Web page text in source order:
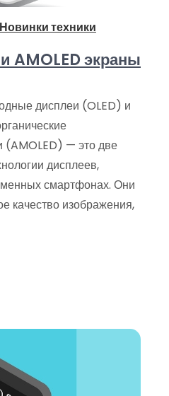
Новинки техники
AMOLED экраны
дисплеи (OLED) и
(AMOLED) — это две
дисплеев,
смартфонах. Они
качество изображения,